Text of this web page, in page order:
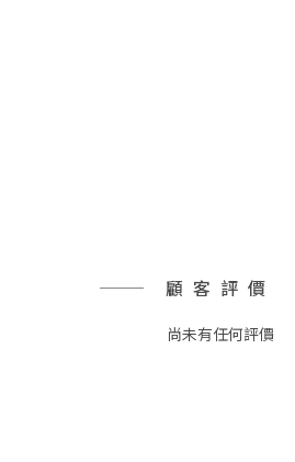
顧客評價
尚未有任何評價